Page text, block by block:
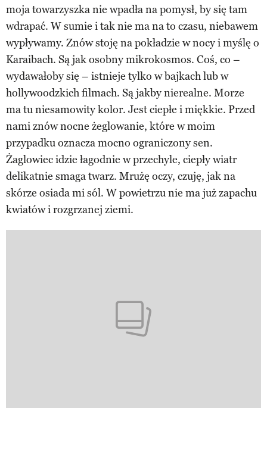
moja towarzyszka nie wpadła na pomysł, by się tam
wdrapać. W sumie i tak nie ma na to czasu, niebawem
wypływamy. Znów stoję na pokładzie w nocy i myślę o
Karaibach. Są jak osobny mikrokosmos. Coś, co –
wydawałoby się – istnieje tylko w bajkach lub w
hollywoodzkich filmach. Są jakby nierealne. Morze
ma tu niesamowity kolor. Jest ciepłe i miękkie. Przed
nami znów nocne żeglowanie, które w moim
przypadku oznacza mocno ograniczony sen.
Żaglowiec idzie łagodnie w przechyle, ciepły wiatr
delikatnie smaga twarz. Mrużę oczy, czuję, jak na
skórze osiada mi sól. W powietrzu nie ma już zapachu
kwiatów i rozgrzanej ziemi.